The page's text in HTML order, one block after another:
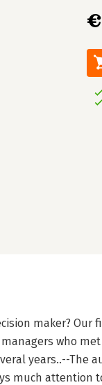
maker? Our
who
years..--The
much attention